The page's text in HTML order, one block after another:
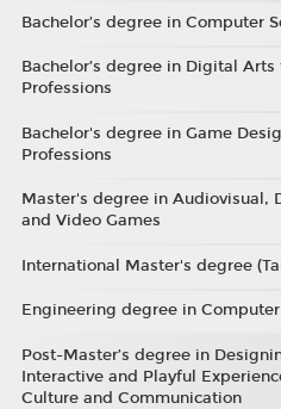
Bachelor’s degree in Computer
Bachelor’s degree in Digital
Professions
Bachelor's degree in Game
Professions
Master's degree in Audiovisual,
and Video Games
International Master's degree
Engineering degree in
Post-Master’s degree in
Interactive and Playful
Culture and Communication